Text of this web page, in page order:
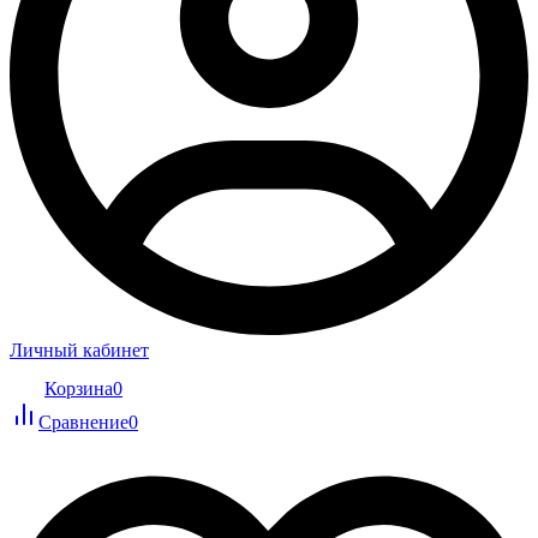
Личный кабинет
Корзина0
Сравнение0